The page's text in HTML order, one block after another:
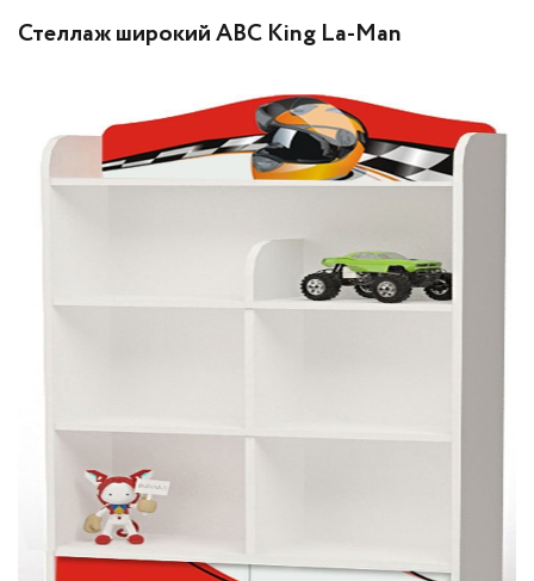
Стеллаж широкий ABC King La-Man